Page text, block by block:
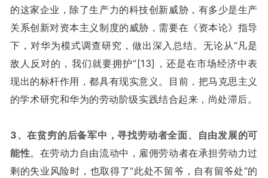
的这家企业，除了生产力的科技创新威胁，有多少是生产
关系创新对资本主义制度的威胁，需要在《资本论》指导
下，对华为模式调查研究，做出深入总结。无论从“凡是
敌人反对的，我们就要拥护”[13]，还是在市场经济中表
现出的标杆作用，都具有现实意义。目前，把马克思主义
的学术研究和华为的劳动阶级实践结合起来，尚处滞后。
3、在贫穷的后备军中，寻找劳动者全面、自由发展的可
能性。在劳动力自由流动中，雇佣劳动者在承担劳动力过
剩的失业风险时，也取得了“此处不留爷，自有留爷处”的